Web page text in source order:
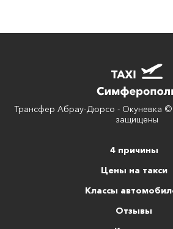
Трансфер Абрау-Дюрсо - Окуневка ©
защищены
4 причины
Цены на такси
Классы
Отзывы